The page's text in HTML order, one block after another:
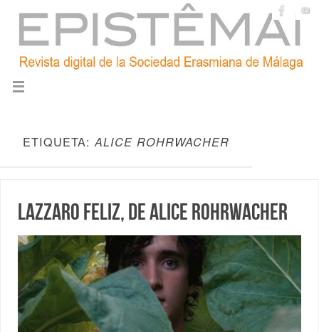
ETIQUETA:ALICE ROHRWACHER
Lazzaro feliz, de Alice Rohrwacher